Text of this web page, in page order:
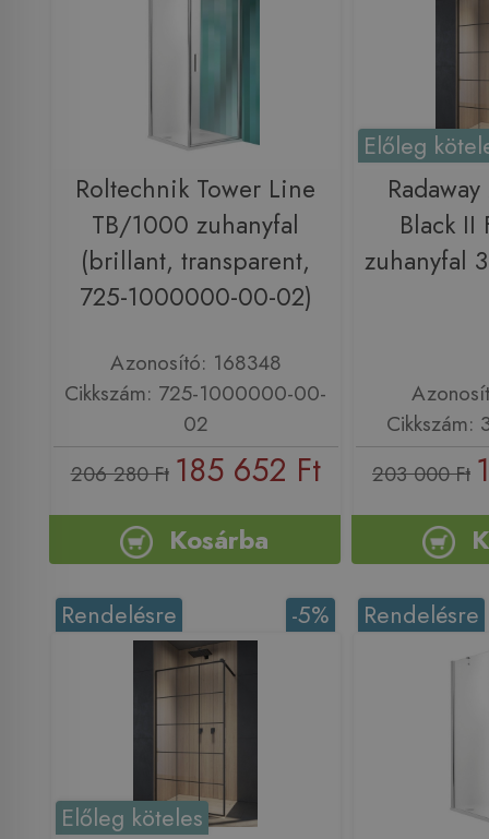
Roltechnik Tower Line
TB/1000 zuhanyfal
(brillant, transparent,
725-1000000-00-02)
Azonosító: 168348
Cikkszám: 725-1000000-00-
02
206 280 Ft 185 652 Ft
Kosárba
Előleg
Black II
zuhanyfal
Cikkszám:
203 000 Ft
-5%
Rendelésre
Előleg köteles
Rendelésre